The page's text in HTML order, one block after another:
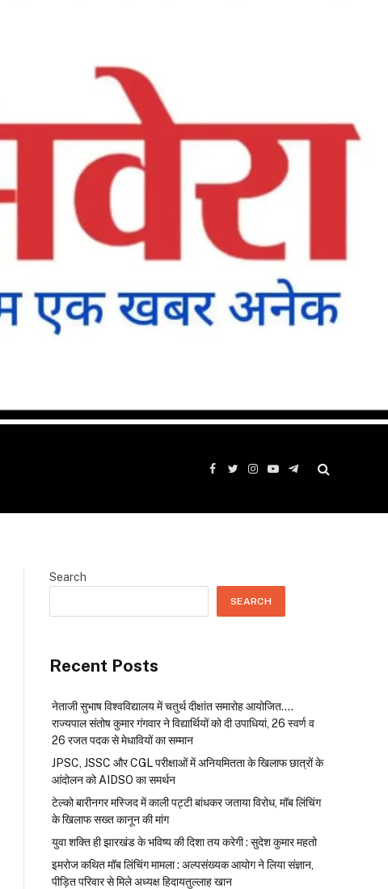
Facebook
TwitterInstagram
YouTube
Telegram
Search
SEARCH
Recent Posts
नेताजी सुभाष विश्वविद्यालय में चतुर्थ दीक्षांत समारोह आयोजित….
राज्यपाल संतोष कुमार गंगवार ने विद्यार्थियों को दी उपाधियां, 26 स्वर्ण व
26 रजत पदक से मेधावियों का सम्मान
JPSC, JSSC और CGL परीक्षाओं में अनियमितता के खिलाफ छात्रों के
आंदोलन को AIDSO का समर्थन
टेल्को बारीनगर मस्जिद में काली पट्टी बांधकर जताया विरोध, मॉब लिंचिंग
के खिलाफ सख्त कानून की मांग
युवा शक्ति ही झारखंड के भविष्य की दिशा तय करेगी : सुदेश कुमार महतो
इमरोज कथित मॉब लिंचिंग मामला : अल्पसंख्यक आयोग ने लिया संज्ञान,
पीड़ित परिवार से मिले अध्यक्ष हिदायतुल्लाह खान